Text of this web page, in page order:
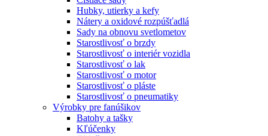
Hubky, utierky a kefy
Nátery a oxidové rozpúšťadlá
Sady na obnovu svetlometov
Starostlivosť o brzdy
Starostlivosť o interiér vozidla
Starostlivosť o lak
Starostlivosť o motor
Starostlivosť o pláste
Starostlivosť o pneumatiky
Výrobky pre fanúšikov
Batohy a tašky
Kľúčenky